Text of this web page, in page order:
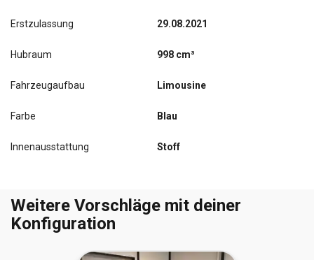
Erstzulassung 29.08.2021
Hubraum 998 cm³
Fahrzeugaufbau Limousine
Farbe Blau
Innenausstattung Stoff
Weitere Vorschläge mit deiner
Konfiguration